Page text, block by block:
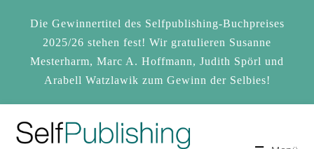
springen
Die Gewinnertitel des Selfpublishing-Buchpreises
2025/26 stehen fest! Wir gratulieren Susanne
Mesterharm, Marc A. Hoffmann, Judith Spörl und
Arabell Watzlawik zum Gewinn der Selbies!